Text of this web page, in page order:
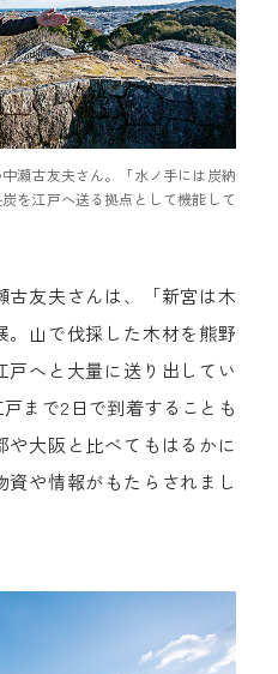
瀬古友夫さん。「水ノ手には炭納
を江戸へ送る拠点として機能して
友夫さんは、「新宮は木
。山で伐採した木材を熊野
へと大量に送り出してい
まで2日で到着することも
や大阪と比べてもはるかに
や情報がもたらされまし